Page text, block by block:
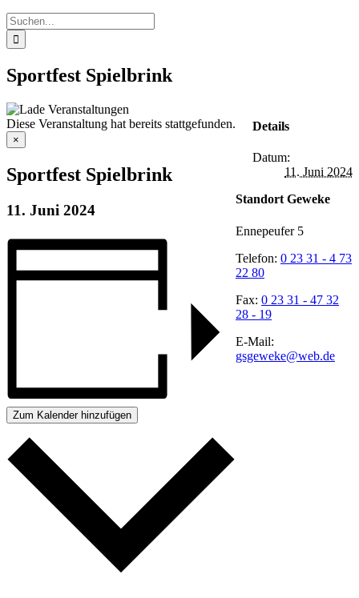
Suche
nach:
Sportfest Spielbrink
Diese Veranstaltung hat bereits stattgefunden.
×
Sportfest Spielbrink
11. Juni 2024
Zum Kalender hinzufügen
Details
Datum:
11. Juni 2024
Standort Geweke
Ennepeufer 5
Telefon: 0 23 31 - 4 73
22 80
Fax: 0 23 31 - 47 32
28 - 19
E-Mail:
gsgeweke@web.de